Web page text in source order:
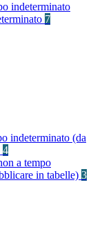
indeterminato
7
indeterminato (da
4
a tempo
in tabelle) 3